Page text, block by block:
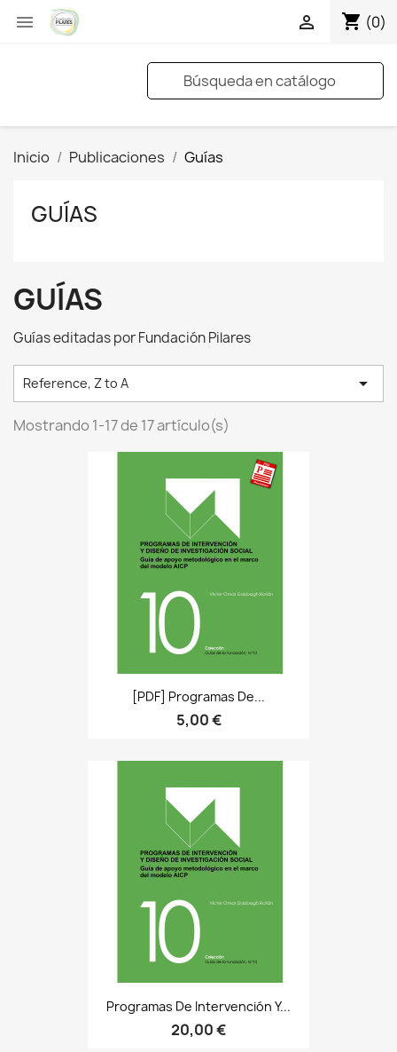
 shopping_cart (0)

Inicio Publicaciones Guías
GUÍAS
GUÍAS
Guías editadas por Fundación Pilares
Reference, Z to A 
Mostrando 1-17 de 17 artículo(s)
[PDF] Programas De...
5,00 €
Programas De Intervención Y...
20,00 €